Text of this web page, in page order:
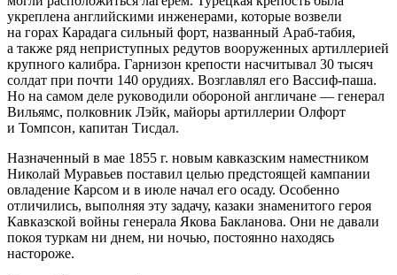
укреплена английскими инженерами, которые возвели
на горах Карадага сильный форт, названный Араб-табия,
а также ряд неприступных редутов вооруженных артиллерией
крупного калибра. Гарнизон крепости насчитывал 30 тысяч
солдат при почти 140 орудиях. Возглавлял его Вассиф-паша.
Но на самом деле руководили обороной англичане — генерал
Вильямс, полковник Лэйк, майоры артиллерии Олфорт
и Томпсон, капитан Тисдал.
Назначенный в мае 1855 г. новым кавказским наместником
Николай Муравьев поставил целью предстоящей кампании
овладение Карсом и в июле начал его осаду. Особенно
отличились, выполняя эту задачу, казаки знаменитого героя
Кавказской войны генерала Якова Бакланова. Они не давали
покоя туркам ни днем, ни ночью, постоянно находясь
настороже.